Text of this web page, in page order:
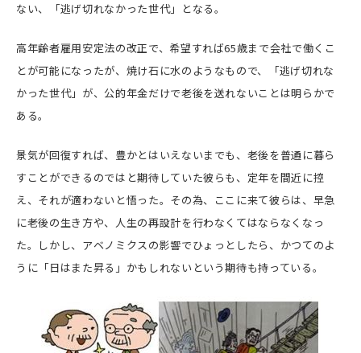
ない、「逃げ切れなかった世代」となる。
高年齢者雇用安定法の改正で、希望すれば65歳まで会社で働くこ
とが可能になったが、焼け石に水のようなもので、「逃げ切れな
かった世代」が、公的年金だけで老後を送れないことは明らかで
ある。
景気が回復すれば、豊かとはいえないまでも、老後を普通に暮ら
すことができるのではと期待していた彼らも、定年を間近に控
え、それが適わないと悟った。その為、ここに来て彼らは、早急
に老後の生き方や、人生の再設計を行わなくてはならなくなっ
た。しかし、アベノミクスの影響でひょっとしたら、かつてのよ
うに「日はまた昇る」かもしれないという期待も持っている。